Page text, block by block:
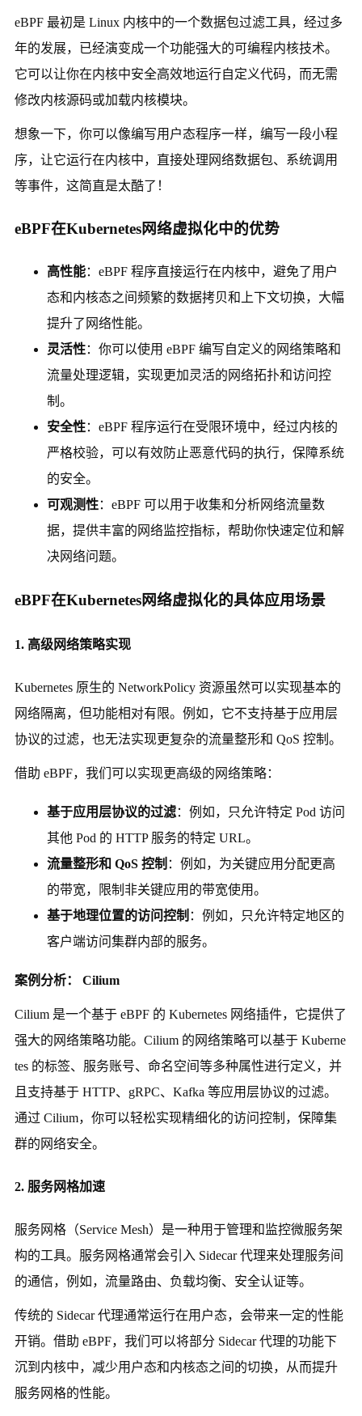
eBPF 最初是 Linux 内核中的一个数据包过滤工具，经过多
年的发展，已经演变成一个功能强大的可编程内核技术。
它可以让你在内核中安全高效地运行自定义代码，而无需
修改内核源码或加载内核模块。
想象一下，你可以像编写用户态程序一样，编写一段小程
序，让它运行在内核中，直接处理网络数据包、系统调用
等事件，这简直是太酷了！
eBPF在Kubernetes网络虚拟化中的优势
高性能：eBPF 程序直接运行在内核中，避免了用户
态和内核态之间频繁的数据拷贝和上下文切换，大幅
提升了网络性能。
灵活性：你可以使用 eBPF 编写自定义的网络策略和
流量处理逻辑，实现更加灵活的网络拓扑和访问控
制。
安全性：eBPF 程序运行在受限环境中，经过内核的
严格校验，可以有效防止恶意代码的执行，保障系统
的安全。
可观测性：eBPF 可以用于收集和分析网络流量数
据，提供丰富的网络监控指标，帮助你快速定位和解
决网络问题。
eBPF在Kubernetes网络虚拟化的具体应用场景
1. 高级网络策略实现
Kubernetes 原生的 NetworkPolicy 资源虽然可以实现基本的
网络隔离，但功能相对有限。例如，它不支持基于应用层
协议的过滤，也无法实现更复杂的流量整形和 QoS 控制。
借助 eBPF，我们可以实现更高级的网络策略：
基于应用层协议的过滤：例如，只允许特定 Pod 访问
其他 Pod 的 HTTP 服务的特定 URL。
流量整形和 QoS 控制 ：例如，为关键应用分配更高
的带宽，限制非关键应用的带宽使用。
基于地理位置的访问控制 ：例如，只允许特定地区的
客户端访问集群内部的服务。
案例分析： Cilium
Cilium 是一个基于 eBPF 的 Kubernetes 网络插件，它提供了
强大的网络策略功能。Cilium 的网络策略可以基于 Kuberne
tes 的标签、服务账号、命名空间等多种属性进行定义，并
且支持基于 HTTP、gRPC、Kafka 等应用层协议的过滤。
通过 Cilium，你可以轻松实现精细化的访问控制，保障集
群的网络安全。
2. 服务网格加速
服务网格（Service Mesh）是一种用于管理和监控微服务架
构的工具。服务网格通常会引入 Sidecar 代理来处理服务间
的通信，例如，流量路由、负载均衡、安全认证等。
传统的 Sidecar 代理通常运行在用户态，会带来一定的性能
开销。借助 eBPF，我们可以将部分 Sidecar 代理的功能下
沉到内核中，减少用户态和内核态之间的切换，从而提升
服务网格的性能。